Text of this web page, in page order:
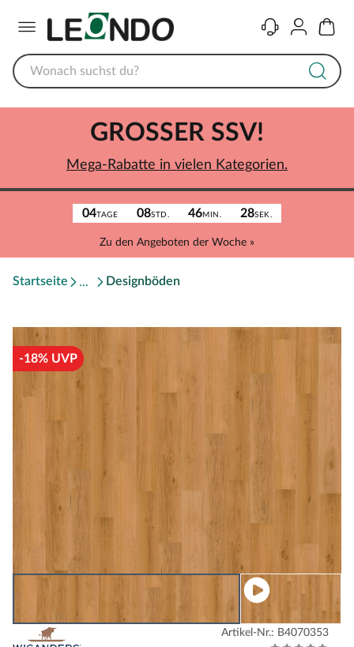
KontaktKonto
04TAGE 08STD. 46MIN. 28SEK.
Zu den Angeboten der Woche »
GROSSER SSV!
Mega-Rabatte in vielen Kategorien.
Startseite Designböden
-18% UVP
Artikel-Nr.: B4070353